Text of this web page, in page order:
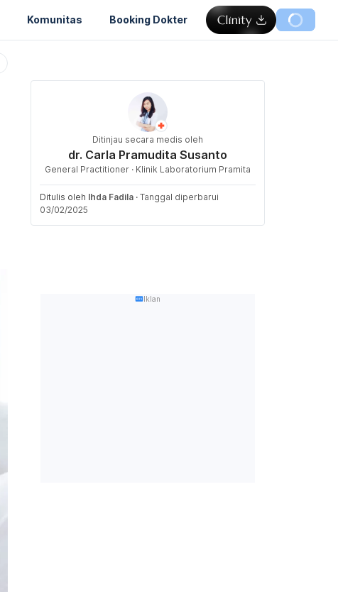
Komunitas Booking Dokter
Ditinjau secara medis oleh
dr. Carla Pramudita Susanto
General Practitioner · Klinik Laboratorium Pramita
Ditulis oleh Ihda Fadila · Tanggal diperbarui
03/02/2025
Iklan